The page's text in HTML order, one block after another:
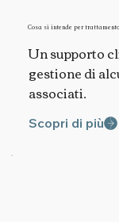
Cosa si intende per
Un supporto
gestione di
associati.
Scopri di più